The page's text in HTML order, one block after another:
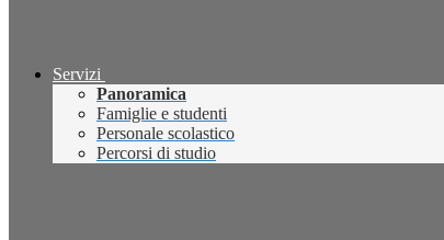
Servizi
Panoramica
Famiglie e studenti
Personale scolastico
Percorsi di studio